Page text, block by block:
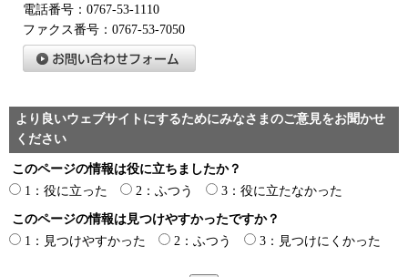
電話番号：0767-53-1110
ファクス番号：0767-53-7050
より良いウェブサイトにするためにみなさまのご意見をお聞かせ
ください
このページの情報は役に立ちましたか？
1：役に立った
2：ふつう 3：役に立たなかった
このページの情報は見つけやすかったですか？
1：見つけやすかった
2：ふつう 3：見つけにくかった